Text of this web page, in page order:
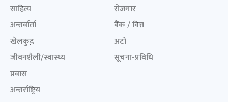
साहित्य
अन्तर्वार्ता
खेलकुद़़
जीवनशैली/स्वास्थ्य
प्रवास
अन्तर्राष्ट्रिय
रोजगार
बैंक / वित्त
अटो
सूचना-प्रविधि